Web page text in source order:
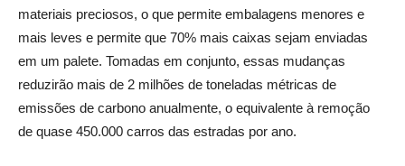
materiais preciosos, o que permite embalagens menores e
mais leves e permite que 70% mais caixas sejam enviadas
em um palete. Tomadas em conjunto, essas mudanças
reduzirão mais de 2 milhões de toneladas métricas de
emissões de carbono anualmente, o equivalente à remoção
de quase 450.000 carros das estradas por ano.